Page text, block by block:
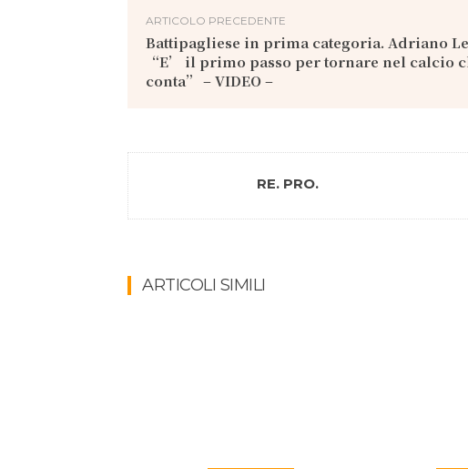
ARTICOLO PRECEDENTE
Battipagliese in prima categoria. Adriano
“E’ il primo passo per tornare nel calcio
conta” – VIDEO –
RE. PRO.
ARTICOLI SIMILI